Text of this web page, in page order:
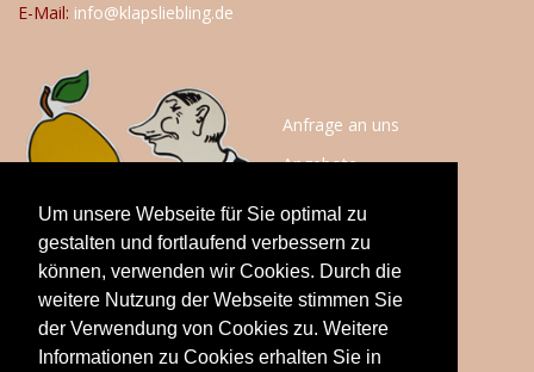
Um unsere Webseite für Sie optimal zu
gestalten und fortlaufend verbessern zu
können, verwenden wir Cookies. Durch die
weitere Nutzung der Webseite stimmen Sie
der Verwendung von Cookies zu. Weitere
Informationen zu Cookies erhalten Sie in
E-Mail: info@klapsliebling.de
Anfrage an uns
Angebote
Anfahrt
Impressum
Datenschutz